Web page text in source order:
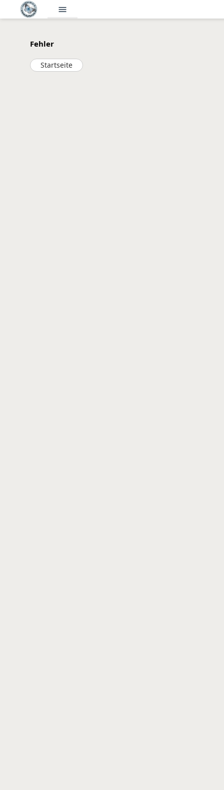
menu
Fehler
Startseite